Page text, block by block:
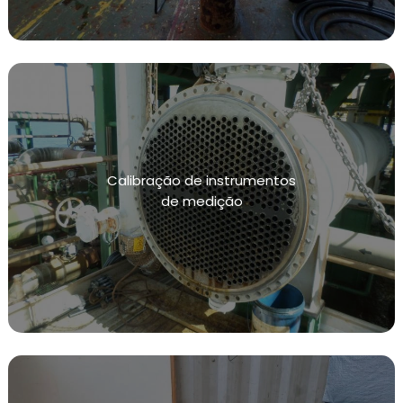
MANUTENÇÃO PREVENTIVA EM INSTALAÇÕES
CONFORME NR13
SISTEMAS DE CONTENÇÃO DE VAZAMENTOS
TESTE HIDROSTÁTICO
INSPEÇÃO NR13
NR13 VASOS DE PRESSÃO
INSPEÇÃO VASOS DE PRESSÃO NR13
CALIBRAÇÃO DE VÁLVULAS
CALIBRAÇÃO DE VÁLVULAS DE ALIVIO
CALIBRAÇÃO DE INSTRUMENTOS DE MEDIÇÃO
INSPEÇÕES DE INTEGRIDADE
Calibração de instrumentos
de medição